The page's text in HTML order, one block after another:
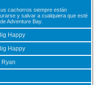
cachorros siempre están
y salvar a cualquiera que esté
Adventure Bay.
Happy
Happy
Ryan